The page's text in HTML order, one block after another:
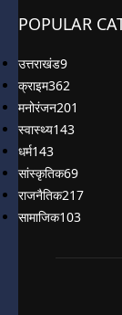
POPULAR
उत्तराखंड9
क्राइम362
मनोरंजन201
स्वास्थ्य143
धर्म143
सांस्कृतिक69
राजनैतिक217
सामाजिक103